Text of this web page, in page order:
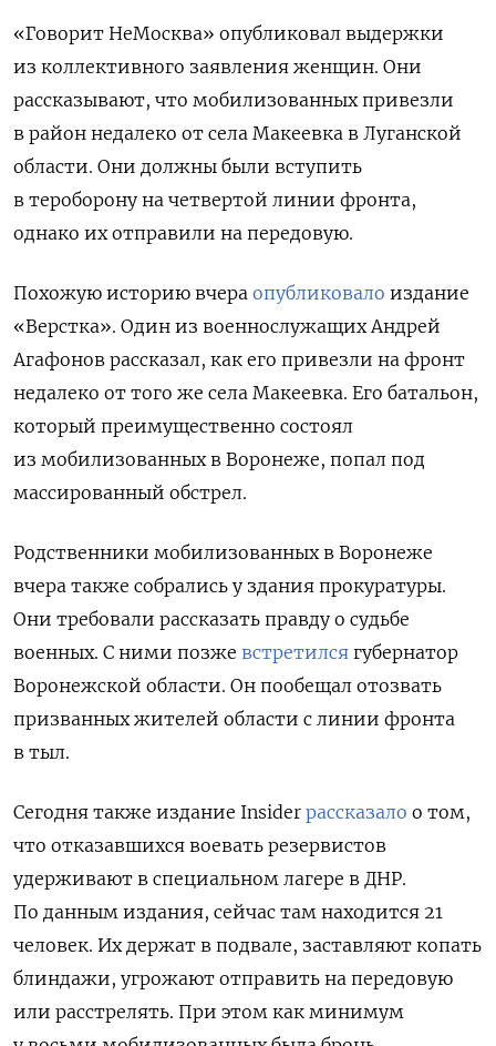
«Говорит НеМосква» опубликовал выдержки
из коллективного заявления женщин. Они
рассказывают, что мобилизованных привезли
в район недалеко от села Макеевка в Луганской
области. Они должны были вступить
в тероборону на четвертой линии фронта,
однако их отправили на передовую.
Похожую историю вчера опубликовало издание
«Верстка». Один из военнослужащих Андрей
Агафонов рассказал, как его привезли на фронт
недалеко от того же села Макеевка. Его батальон,
который преимущественно состоял
из мобилизованных в Воронеже, попал под
массированный обстрел.
Родственники мобилизованных в Воронеже
вчера также собрались у здания прокуратуры.
Они требовали рассказать правду о судьбе
военных. С ними позже встретился губернатор
Воронежской области. Он пообещал отозвать
призванных жителей области с линии фронта
в тыл.
Сегодня также издание Insider рассказало о том,
что отказавшихся воевать резервистов
удерживают в специальном лагере в ДНР.
По данным издания, сейчас там находится 21
человек. Их держат в подвале, заставляют копать
блиндажи, угрожают отправить на передовую
или расстрелять. При этом как минимум